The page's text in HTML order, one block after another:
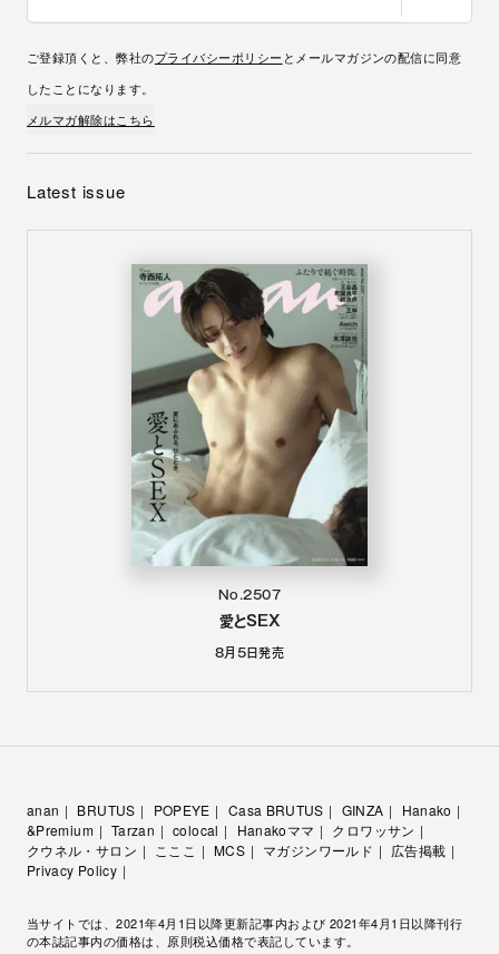
ご登録頂くと、弊社のプライバシーポリシー とメールマガジンの配信に同意
したことになります。
メルマガ解除はこちら
Latest issue
No.2507
愛とSEX
8月5日発売
anan BRUTUS POPEYE Casa BRUTUS GINZA
Hanako
&Premium
Tarzan colocal Hanakoママ
クロワッサン
クウネル・サロン
こここ MCS マガジンワールド
広告掲載
Privacy Policy
当サイトでは、2021年4月1日以降更新記事内および 2021年4月1日以降刊行
の本誌記事内の価格は、原則税込価格で表記しています。